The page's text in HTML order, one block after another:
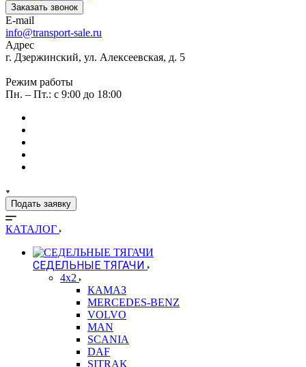
Заказать звонок
E-mail
info@transport-sale.ru
Адрес
г. Дзержинский, ул. Алексеевская, д. 5
Режим работы
Пн. – Пт.: с 9:00 до 18:00
Подать заявку
КАТАЛОГ
СЕДЕЛЬНЫЕ ТЯГАЧИ
4x2
КАМАЗ
MERCEDES-BENZ
VOLVO
MAN
SCANIA
DAF
SITRAK